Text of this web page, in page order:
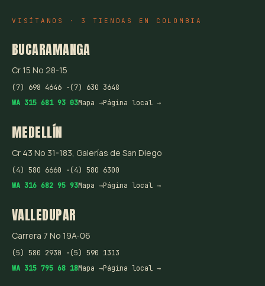
VISÍTANOS · 3 TIENDAS EN COLOMBIA
BUCARAMANGA
Cr 15 No 28-15
(7) 698 4646 ·(7) 630 3648
WA 315 681 93 03Mapa →Página local →
MEDELLÍN
Cr 43 No 31-183, Galerías de San Diego
(4) 580 6660 ·(4) 580 6300
WA 316 682 95 93Mapa →Página local →
VALLEDUPAR
Carrera 7 No 19A-06
(5) 580 2930 ·(5) 590 1313
WA 315 795 68 18Mapa →Página local →